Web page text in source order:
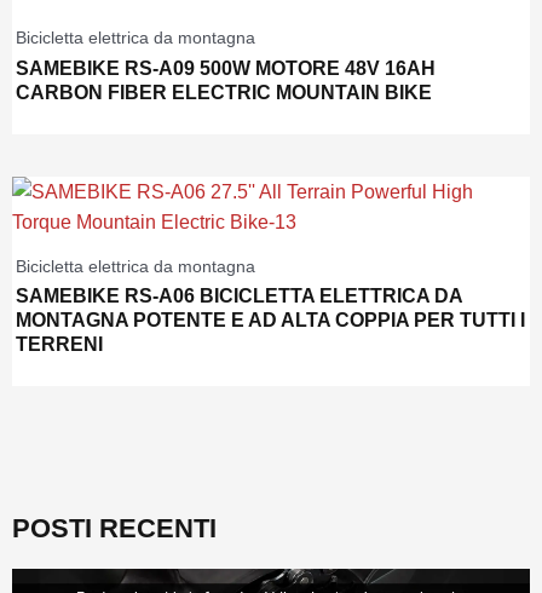
Bicicletta elettrica da montagna
SAMEBIKE RS-A09 500W MOTORE 48V 16AH
CARBON FIBER ELECTRIC MOUNTAIN BIKE
Bicicletta elettrica da montagna
SAMEBIKE RS-A06 BICICLETTA ELETTRICA DA
MONTAGNA POTENTE E AD ALTA COPPIA PER TUTTI I
TERRENI
POSTI RECENTI